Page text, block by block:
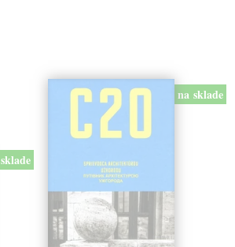
na sklade